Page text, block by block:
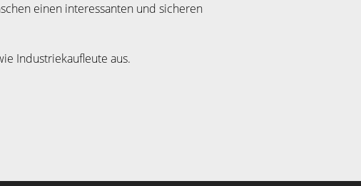
einen interessanten und sicheren
Industriekaufleute aus.